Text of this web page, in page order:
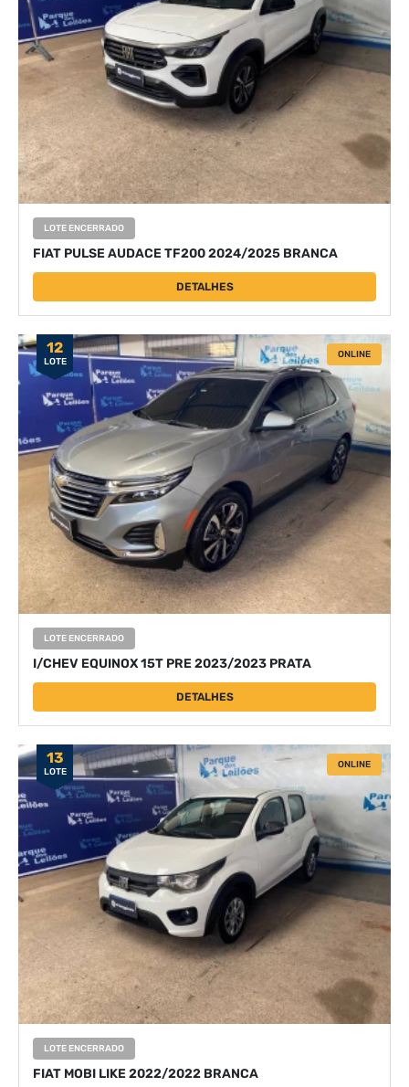
LOTE ENCERRADO
FIAT PULSE AUDACE TF200 2024/2025 BRANCA
DETALHES
12
LOTE
ONLINE
LOTE ENCERRADO
I/CHEV EQUINOX 15T PRE 2023/2023 PRATA
DETALHES
13
LOTE
ONLINE
LOTE ENCERRADO
FIAT MOBI LIKE 2022/2022 BRANCA